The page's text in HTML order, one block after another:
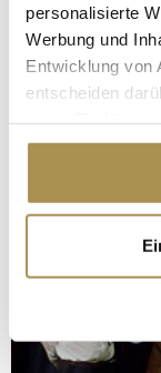
personalisierte
Werbung und
Entwicklung von
entscheiden
Cookie-
Trigger Symbol
erfassen,
bestimmten